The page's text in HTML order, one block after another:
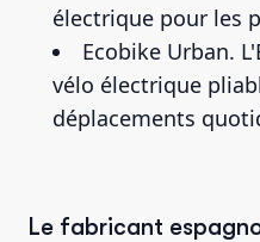
électrique pour les
Ecobike Urban.
vélo électrique
déplacements
Le fabricant